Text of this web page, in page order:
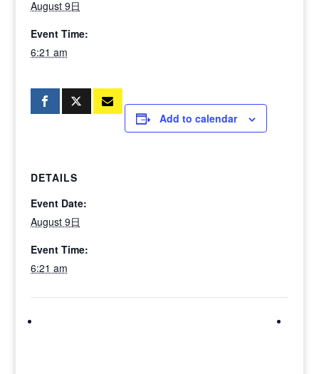
August 9日
Event Time:
6:21 am
Add to calendar
DETAILS
Event Date:
August 9日
Event Time:
6:21 am